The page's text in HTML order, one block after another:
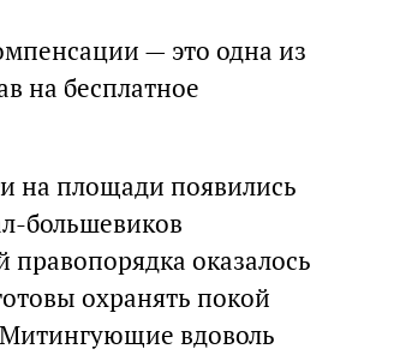
— это одна из
на бесплатное
на площади появились
большевиков
правопорядка оказалось
охранять покой
Митингующие вдоволь